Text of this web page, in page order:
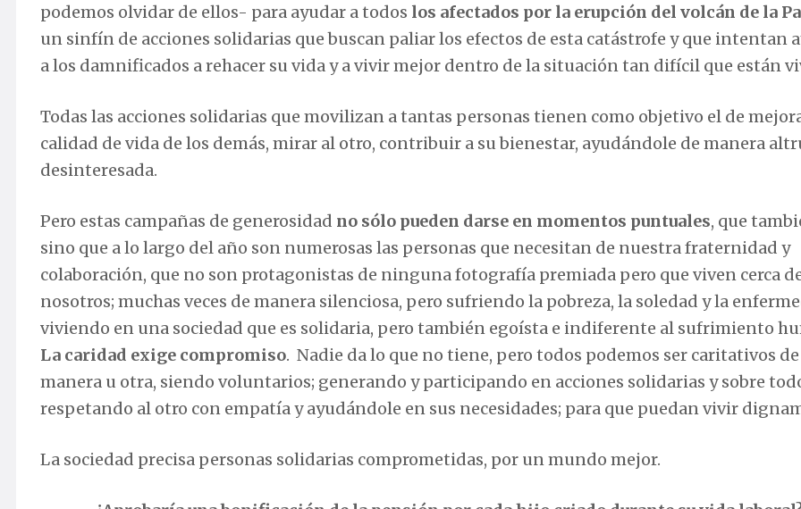
podemos olvidar de ellos- para ayudar a todos los afectados por la erupción del volcán de la
un sinfín de acciones solidarias que buscan paliar los efectos de esta catástrofe y que intentan
a los damnificados a rehacer su vida y a vivir mejor dentro de la situación tan difícil que están
Todas las acciones solidarias que movilizan a tantas personas tienen como objetivo el de
calidad de vida de los demás, mirar al otro, contribuir a su bienestar, ayudándole de manera
desinteresada.
Pero estas campañas de generosidad no sólo pueden darse en momentos puntuales, que
sino que a lo largo del año son numerosas las personas que necesitan de nuestra fraternidad y
colaboración, que no son protagonistas de ninguna fotografía premiada pero que viven cerca
nosotros; muchas veces de manera silenciosa, pero sufriendo la pobreza, la soledad y la
viviendo en una sociedad que es solidaria, pero también egoísta e indiferente al sufrimiento
La caridad exige compromiso. Nadie da lo que no tiene, pero todos podemos ser caritativos
manera u otra, siendo voluntarios; generando y participando en acciones solidarias y sobre
respetando al otro con empatía y ayudándole en sus necesidades; para que puedan vivir
La sociedad precisa personas solidarias comprometidas, por un mundo mejor.